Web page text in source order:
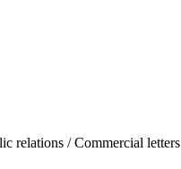
relations / Commercial letters